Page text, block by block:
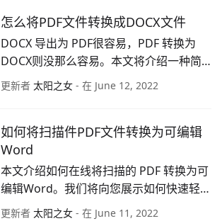
怎么将PDF文件转换成DOCX文件
DOCX 导出为 PDF很容易，PDF 转换为
DOCX则没那么容易。本文将介绍一种简
单的方式帮你将PDF转成DOCX。
更新者 太阳之女 - 在 June 12, 2022
如何将扫描件PDF文件转换为可编辑
Word
本文介绍如何在线将扫描的 PDF 转换为可
编辑Word。我们将向您展示如何快速轻松
地完成工作。
更新者 太阳之女 - 在 June 11, 2022